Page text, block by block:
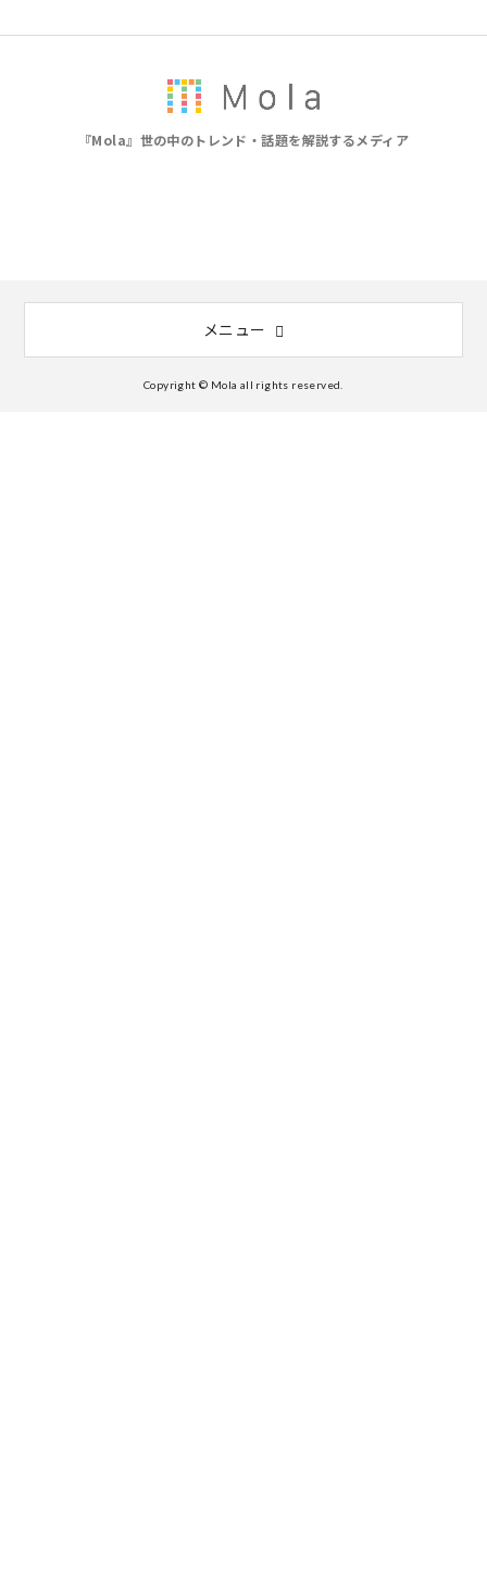
『Mola』世の中のトレンド・話題を解説するメディア
メニュー
Copyright © Mola all rights reserved.